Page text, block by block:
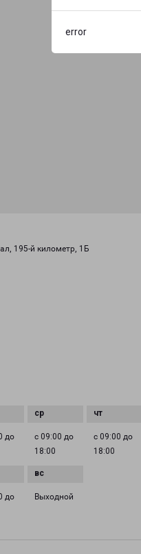
error
195-й километр, 1Б
до
с 09:00 до
18:00
с 09:00 до
18:00
до
Выходной